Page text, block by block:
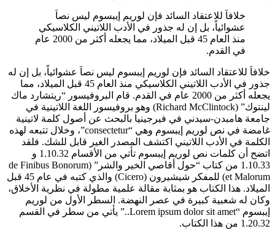
خلافاَ للاعتقاد السائد فإن لوريم إيبسوم ليس نصاَ
عشوائياً، بل إن له جذور في الأدب اللاتيني الكلاسيكي
منذ العام 45 قبل الميلاد، مما يجعله أكثر من 2000 عام
في القدم.
خلافاَ للاعتقاد السائد فإن لوريم إيبسوم ليس نصاَ عشوائياً، بل إن له
جذور في الأدب اللاتيني الكلاسيكي منذ العام 45 قبل الميلاد، مما
يجعله أكثر من 2000 عام في القدم. قام البروفيسور “ريتشارد ماك
لينتوك” (Richard McClintock) وهو بروفيسور اللغة اللاتينية في
جامعة هامبدن-سيدني في فيرجينيا بالبحث عن أصول كلمة لاتينية
غامضة في نص لوريم إيبسوم وهي “consectetur”، وخلال تتبعه لهذه
الكلمة في الأدب اللاتيني اكتشف المصدر الغير قابل للشك. فلقد
اتضح أن كلمات نص لوريم إيبسوم تأتي من الأقسام 1.10.32 و
1.10.33 من كتاب “حول أقاصي الخير والشر” (de Finibus Bonorum
et Malorum) للمفكر شيشيرون (Cicero) والذي كتبه في عام 45 قبل
الميلاد. هذا الكتاب هو بمثابة مقالة علمية مطولة في نظرية الأخلاق،
وكان له شعبية كبيرة في عصر النهضة. السطر الأول من لوريم
إيبسوم “Lorem ipsum dolor sit amet..” يأتي من سطر في القسم
1.20.32 من هذا الكتاب.